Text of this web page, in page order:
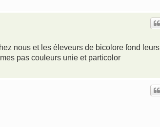
nous et les éleveurs de bicolore fond leurs
pas couleurs unie et particolor